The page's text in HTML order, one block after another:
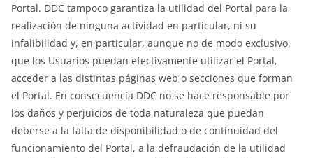
Portal. DDC tampoco garantiza la utilidad del Portal para la
realización de ninguna actividad en particular, ni su
infalibilidad y, en particular, aunque no de modo exclusivo,
que los Usuarios puedan efectivamente utilizar el Portal,
acceder a las distintas páginas web o secciones que forman
el Portal. En consecuencia DDC no se hace responsable por
los daños y perjuicios de toda naturaleza que puedan
deberse a la falta de disponibilidad o de continuidad del
funcionamiento del Portal, a la defraudación de la utilidad